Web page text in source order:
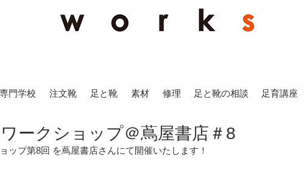
専門学校 注文靴 足と靴 素材 修理 足と靴の相談 足育講座
ークショップ＠蔦屋書店＃8
ップ第8回 を蔦屋書店さんにて開催いたします！